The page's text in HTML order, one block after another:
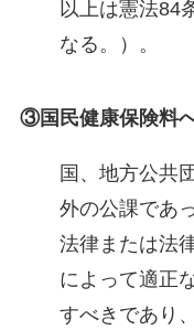
以上は憲法84
なる。）。
③国民健康保険料
国、地方公共
外の公課であ
法律または法
によって適正
すべきであり、